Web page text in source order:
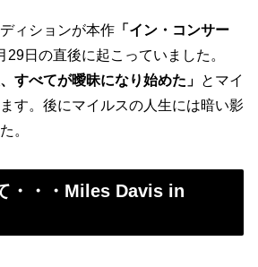
ィションが本作 「イン・コンサー
29日の直後に起こっていました。
すべてが曖昧になり始めた」 とマイ
す。後にマイルスの人生には暗い影
。
・・・Miles Davis in